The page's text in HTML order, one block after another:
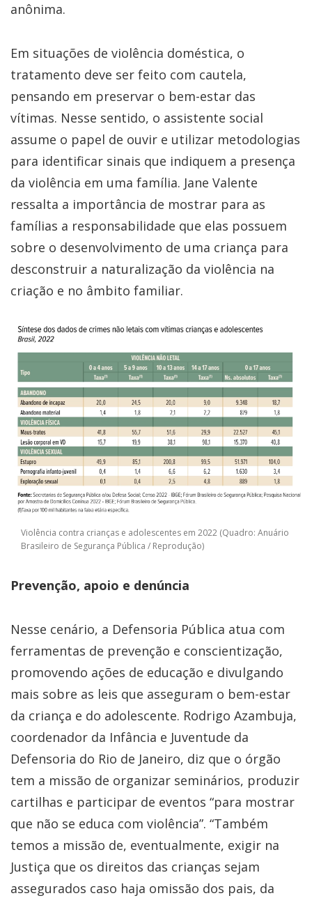
anônima.
Em situações de violência doméstica, o
tratamento deve ser feito com cautela,
pensando em preservar o bem-estar das
vítimas. Nesse sentido, o assistente social
assume o papel de ouvir e utilizar metodologias
para identificar sinais que indiquem a presença
da violência em uma família. Jane Valente
ressalta a importância de mostrar para as
famílias a responsabilidade que elas possuem
sobre o desenvolvimento de uma criança para
desconstruir a naturalização da violência na
criação e no âmbito familiar.
Violência contra crianças e adolescentes em 2022 (Quadro: Anuário
Brasileiro de Segurança Pública / Reprodução)
Prevenção, apoio e denúncia
Nesse cenário, a Defensoria Pública atua com
ferramentas de prevenção e conscientização,
promovendo ações de educação e divulgando
mais sobre as leis que asseguram o bem-estar
da criança e do adolescente. Rodrigo Azambuja,
coordenador da Infância e Juventude da
Defensoria do Rio de Janeiro, diz que o órgão
tem a missão de organizar seminários, produzir
cartilhas e participar de eventos “para mostrar
que não se educa com violência”. “Também
temos a missão de, eventualmente, exigir na
Justiça que os direitos das crianças sejam
assegurados caso haja omissão dos pais, da